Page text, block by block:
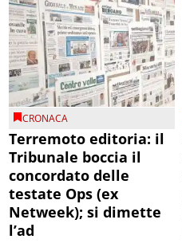
CRONACA
Terremoto editoria: il
Tribunale boccia il
concordato delle
testate Ops (ex
Netweek); si dimette
l’ad